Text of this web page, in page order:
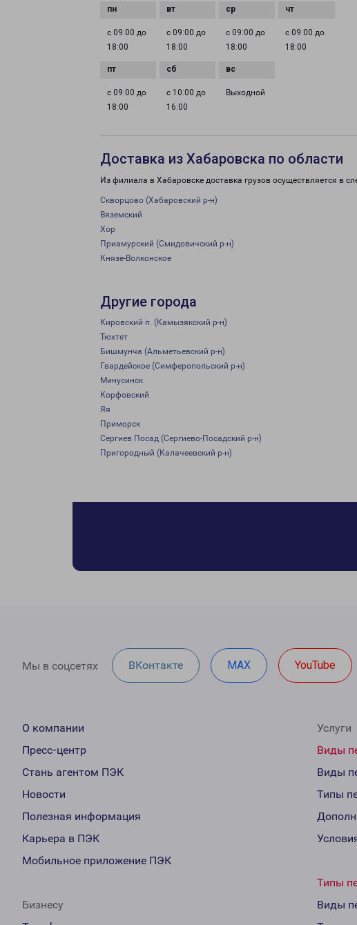
с 09:00 до
18:00
с 09:00 до
18:00
с 09:00 до
18:00
с 09:00 до
18:00
с 09:00 до
18:00
с 10:00 до
16:00
Выходной
Доставка из Хабаровска по области
Из филиала в Хабаровске доставка грузов осуществляется в
Скворцово (Хабаровский р-н)
Вяземский
Хор
Приамурский (Смидовичский р-н)
Князе-Волконское
Другие города
Кировский п. (Камызякский р-н)
Тюхтет
Бишмунча (Альметьевский р-н)
Гвардейское (Симферопольский р-н)
Минусинск
Корфовский
Яя
Приморск
Сергиев Посад (Сергиево-Посадский р-н)
Пригородный (Калачеевский р-н)
Мы в соцсетях ВКонтакте MAX YouTube
О компании
Пресс-центр
Стань агентом ПЭК
Новости
Полезная информация
Карьера в ПЭК
Мобильное приложение ПЭК
Бизнесу
Услуги
Виды
Виды
Типы
Типы
Виды